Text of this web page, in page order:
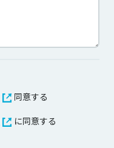
同意する
に同意する